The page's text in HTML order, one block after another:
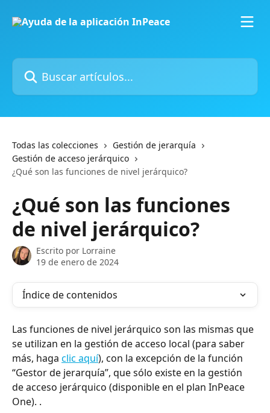
Buscar artículos...
Todas las colecciones
Gestión de jerarquía
Gestión de acceso jerárquico
¿Qué son las funciones de nivel jerárquico?
¿Qué son las funciones
de nivel jerárquico?
Escrito por Lorraine
19 de enero de 2024
Índice de contenidos
Las funciones de nivel jerárquico son las mismas que
se utilizan en la gestión de acceso local (para saber
más, haga clic aquí), con la excepción de la función
“Gestor de jerarquía”, que sólo existe en la gestión
de acceso jerárquico (disponible en el plan InPeace
One). .